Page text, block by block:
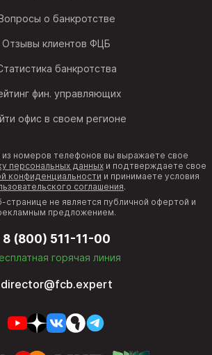
о банкротстве
Отзывы клиентов ФЦБ
банкротства
фин. управляющих
офис в своем регионе
из номеров телефонов вы выражаете свое
персональных данныхи подтверждаете свое
конфиденциальности и принимаете условия
соглашения.
не является публичной офертой и
предложением.
8 (800) 511-11-00
горячая линия
director@fcb.expert